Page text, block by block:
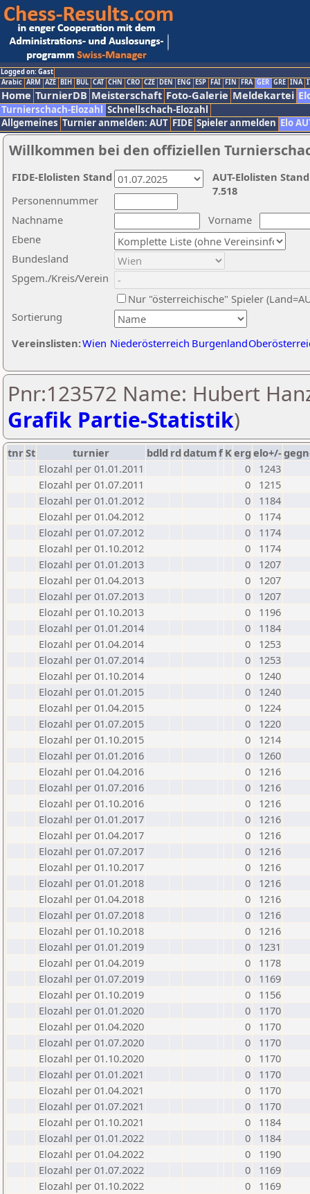
Logged on: Gast
Arabic ARM AZE BIH BUL CAT CHN CRO CZE DEN ENG ESP FAI FIN FRA GER GRE INA
Home TurnierDB Meisterschaft Foto-Galerie Meldekartei
Turnierschach-Elozahl Schnellschach-Elozahl
Allgemeines Turnier anmelden: AUT FIDE Spieler anmelden Elo
Willkommen bei den offiziellen
Nachname
Vorname
Ebene
Sortierung
Personennummer
Bundesland
Spgem./Kreis/Verein
Nur "österreichische" Spieler
Vereinslisten:Wien Niederösterreich Burgenland
AUT-Elolisten
7.518
FIDE-Elolisten Stand
Pnr:123572 Name: Hubert
Grafik Partie-Statistik)
tnrSt turnier bdld rd datumf Kerg elo+/-
Elozahl per 01.01.2011
0
1243
Elozahl per 01.07.2011
0
1215
Elozahl per 01.01.2012
0
1184
Elozahl per 01.04.2012
0
1174
Elozahl per 01.07.2012
0
1174
Elozahl per 01.10.2012
0
1174
Elozahl per 01.01.2013
0
1207
Elozahl per 01.04.2013
0
1207
Elozahl per 01.07.2013
0
1207
Elozahl per 01.10.2013
0
1196
Elozahl per 01.01.2014
0
1184
Elozahl per 01.04.2014
0
1253
Elozahl per 01.07.2014
0
1253
Elozahl per 01.10.2014
0
1240
Elozahl per 01.01.2015
0
1240
Elozahl per 01.04.2015
0
1224
Elozahl per 01.07.2015
0
1220
Elozahl per 01.10.2015
0
1214
Elozahl per 01.01.2016
0
1260
Elozahl per 01.04.2016
0
1216
Elozahl per 01.07.2016
0
1216
Elozahl per 01.10.2016
0
1216
Elozahl per 01.01.2017
0
1216
Elozahl per 01.04.2017
0
1216
Elozahl per 01.07.2017
0
1216
Elozahl per 01.10.2017
0
1216
Elozahl per 01.01.2018
0
1216
Elozahl per 01.04.2018
0
1216
Elozahl per 01.07.2018
0
1216
Elozahl per 01.10.2018
0
1216
Elozahl per 01.01.2019
0
1231
Elozahl per 01.04.2019
0
1178
Elozahl per 01.07.2019
0
1169
Elozahl per 01.10.2019
0
1156
Elozahl per 01.01.2020
0
1170
Elozahl per 01.04.2020
0
1170
Elozahl per 01.07.2020
0
1170
Elozahl per 01.10.2020
0
1170
Elozahl per 01.01.2021
0
1170
Elozahl per 01.04.2021
0
1170
Elozahl per 01.07.2021
0
1170
Elozahl per 01.10.2021
0
1184
Elozahl per 01.01.2022
0
1184
Elozahl per 01.04.2022
0
1190
Elozahl per 01.07.2022
0
1169
Elozahl per 01.10.2022
0
1169